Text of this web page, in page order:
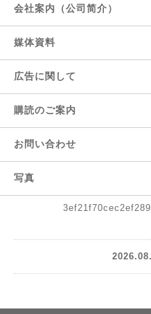
会社案内（公司简介）
媒体資料
広告に関して
購読のご案内
お問い合わせ
写真